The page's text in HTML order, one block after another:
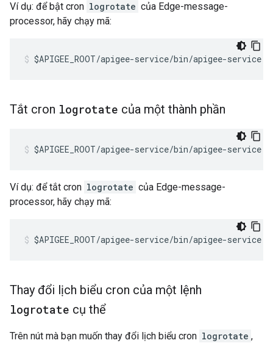
Ví dụ: để bật cron logrotate của Edge-message-
processor, hãy chạy mã:
$APIGEE_ROOT/apigee-service/bin/apigee-service
Tắt cron logrotate của một thành phần
$APIGEE_ROOT/apigee-service/bin/apigee-service
Ví dụ: để tắt cron logrotate của Edge-message-
processor, hãy chạy mã:
$APIGEE_ROOT/apigee-service/bin/apigee-service
Thay đổi lịch biểu cron của một lệnh
logrotate cụ thể
Trên nút mà bạn muốn thay đổi lịch biểu cron logrotate ,